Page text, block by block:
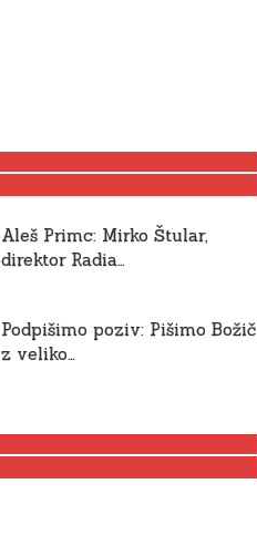
Aleš Primc: Mirko Štular,
direktor Radia…
Podpišimo poziv: Pišimo Božič
z veliko…